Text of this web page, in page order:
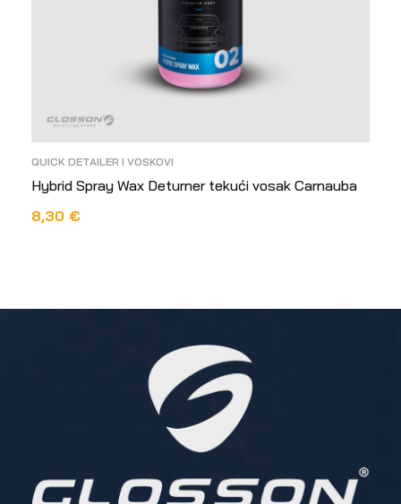
QUICK DETAILER I VOSKOVI
Hybrid Spray Wax Deturner tekući vosak Carnauba
8,30 €